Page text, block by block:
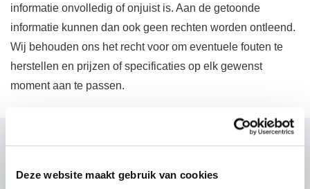
Deze website maakt gebruik van cookies
informatie onvolledig of onjuist is. Aan de getoonde
informatie kunnen dan ook geen rechten worden ontleend.
Wij behouden ons het recht voor om eventuele fouten te
herstellen en prijzen of specificaties op elk gewenst
moment aan te passen.
Contacteer ons
VOORNAAM*